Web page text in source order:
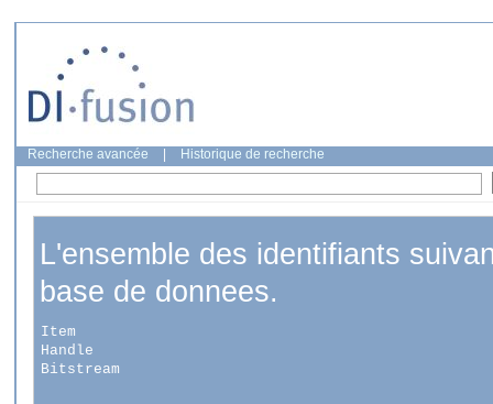
Recherche avancée Historique de recherche
L'ensemble des identifiants
base de donnees.
Item
Handle
Bitstream